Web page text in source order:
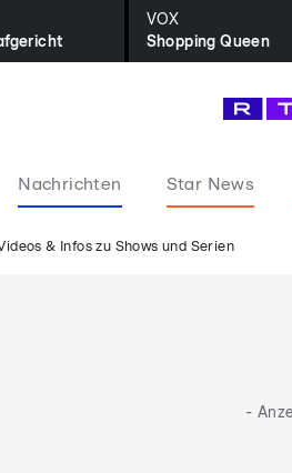
VOX
Shopping Queen
Nachrichten Star News
& Infos zu Shows und Serien
-